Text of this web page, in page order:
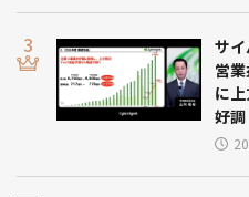
サ
営
に
好